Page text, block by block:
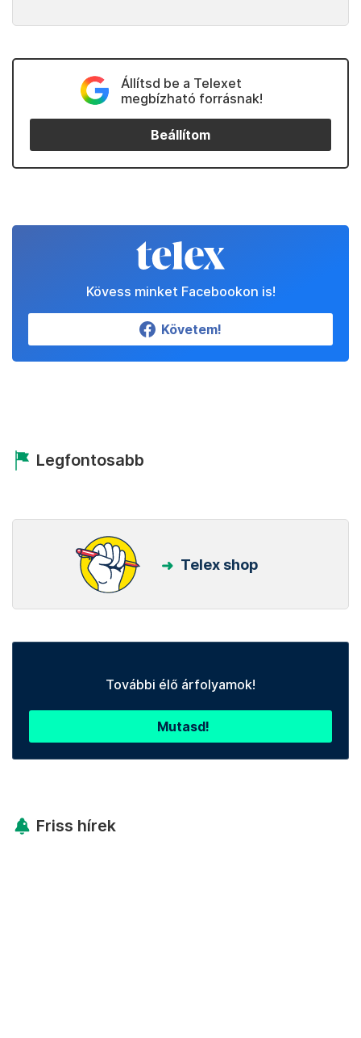
Állítsd be a Telexet
megbízható forrásnak!
Beállítom
Kövess minket Facebookon is!
Követem!
Legfontosabb
Telex shop
További élő árfolyamok!
Mutasd!
Friss hírek